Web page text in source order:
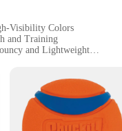
Visibility Colors
and Training
and Lightweight
Individually
Canine Companion**
have for dog owners
make it easy to spot,